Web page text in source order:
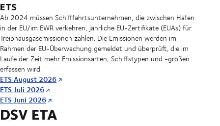
ETS
Ab 2024 müssen Schifffahrtsunternehmen, die zwischen Häfen
in der EU/im EWR verkehren, jährliche EU-Zertifikate (EUAs) für
Treibhausgasemissionen zahlen. Die Emissionen werden im
Rahmen der EU-Überwachung gemeldet und überprüft, die im
Laufe der Zeit mehr Emissionsarten, Schiffstypen und -größen
erfassen wird.
ETS August 2026
ETS Juli 2026
ETS Juni 2026
DSV ETA